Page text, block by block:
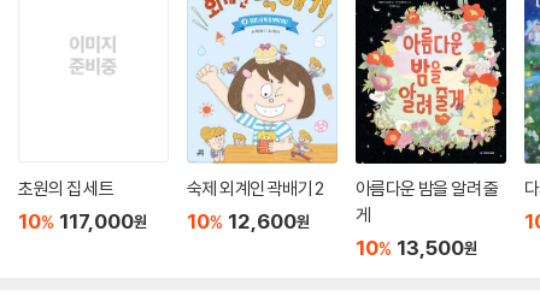
자신을 싫어하는 친구와 함께 잘 지내기 위해 애쓰는 미니를 보며 우리는
미니와 같은 적극적인 사고를 배움과 동시에 아이들이 자존감을 형성하는
데 큰 도움이 될 것입니다.
사실 컴플렉스라는 것도 자신이 마음먹기에 달려 있는데…….
미니를 통해 컴플렉스를 극복하는 법이라든가
학교 울렁증 극복하기 등 아이들의 고민에 대해서도 생각해 볼 수 있어요.
우리 아이들의 심리를 잘 이해한 책이라 초등친구들이 재밌게 읽을 수 있
초원의 집 세트
10% 117,000원
숙제 외계인 곽배기 2
10% 12,600원
아름다운 밤을 알려 줄
게
10% 13,500원